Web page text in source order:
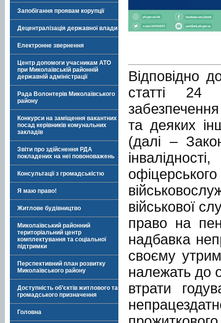
Запобігання проявам корупції
Децентралізація державної влади
Електронне звернення
Центр допомоги учасникам АТО
при Миколаївській районній
державній адміністрації
Рада Волонтерів Миколаївського
району
Конкурси на заміщення вакантних
посад керівників комунальних
закладів
Звіти про здійснення РДА
покладених на неї повоноважень
Консультації з громадськістю
Я маю право!
Житлове будівництво
Миколаївський районний
територіальний центр
комплектування та соціальної
підтримки
Перспективний план розвитку
Миколаївського району
Доступність об’єктів житлового та
громадського призначення
Головна
Відповідно
статті 24
та деяких
(далі –
військової
право на
надбавка
своєму
належать до
втрати